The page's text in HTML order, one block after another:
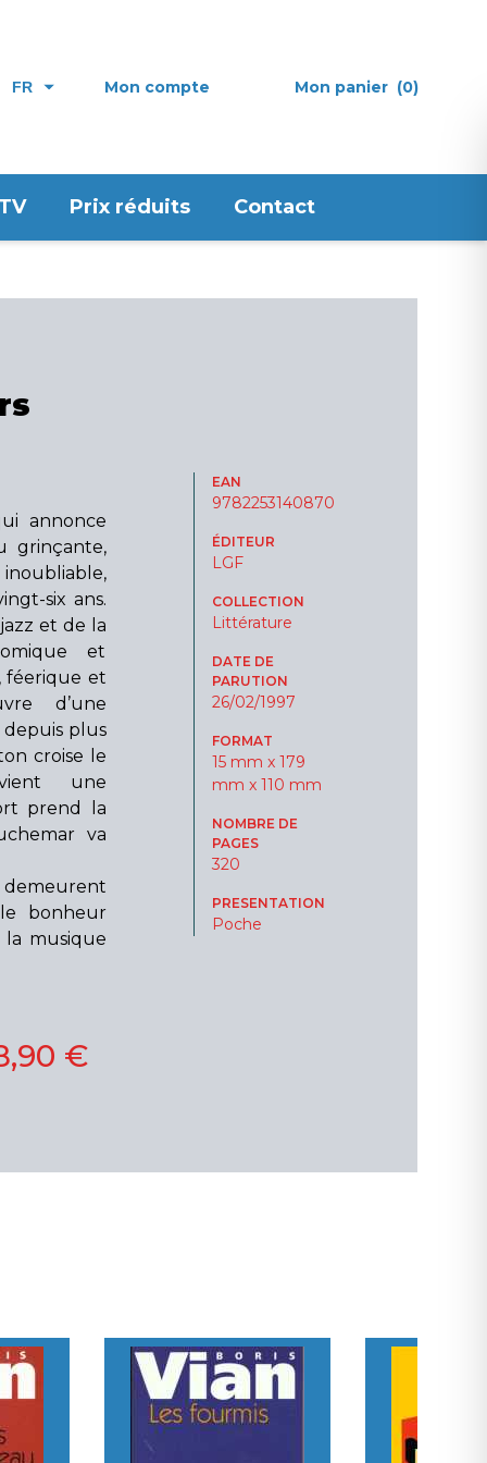
FR Mon compte Mon panier (0)
Prix réduits Contact
annonce
grinçante,
six ans.
et de la
et
féerique et
d’une
plus
croise le
une
prend la
va
bonheur
la musique
EAN
9782253140870
ÉDITEUR
LGF
COLLECTION
Littérature
DATE DE
PARUTION
26/02/1997
FORMAT
15 mm x 179
mm x 110 mm
NOMBRE DE
PAGES
320
PRESENTATION
Poche
€